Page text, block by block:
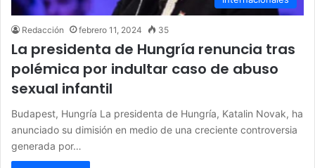
Redacción febrero 11, 2024 35
La presidenta de Hungría renuncia tras
polémica por indultar caso de abuso
sexual infantil
Budapest, Hungría La presidenta de Hungría, Katalin Novak, ha
anunciado su dimisión en medio de una creciente controversia
generada por…